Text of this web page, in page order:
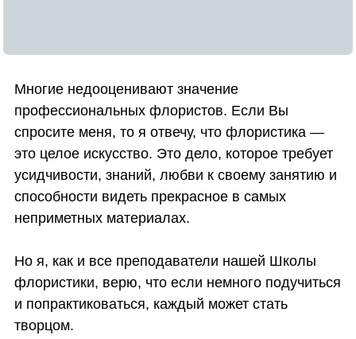
Многие недооценивают значение
профессиональных флористов. Если Вы
спросите меня, то я отвечу, что флористика —
это целое искусство. Это дело, которое требует
усидчивости, знаний, любви к своему занятию и
способности видеть прекрасное в самых
неприметных материалах.
Но я, как и все преподаватели нашей Школы
флористики, верю, что если немного подучиться
и попрактиковаться, каждый может стать
творцом.